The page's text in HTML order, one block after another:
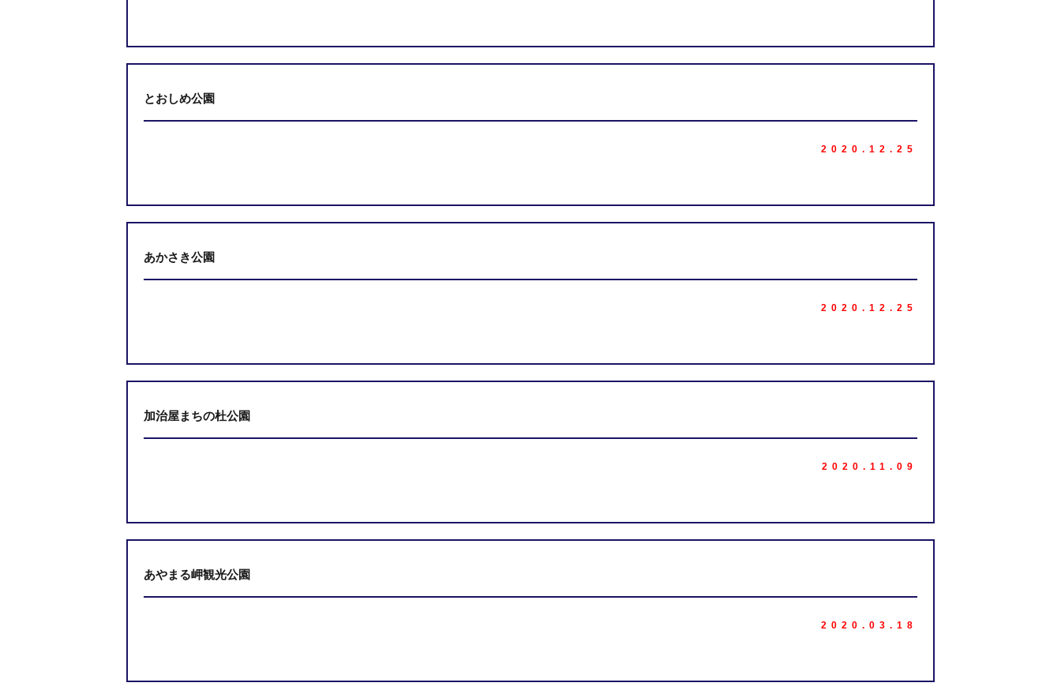
とおしめ公園
2020.12.25
あかさき公園
2020.12.25
加治屋まちの杜公園
2020.11.09
あやまる岬観光公園
2020.03.18